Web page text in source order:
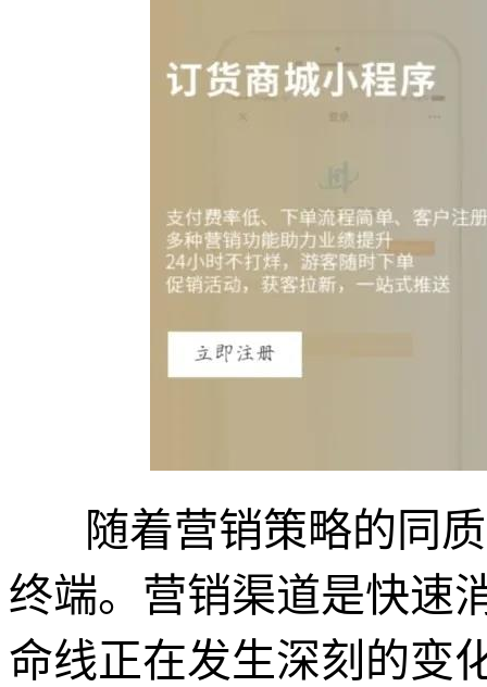
随着营销策略的同
终端。营销渠道是快速
命线正在发生深刻的变